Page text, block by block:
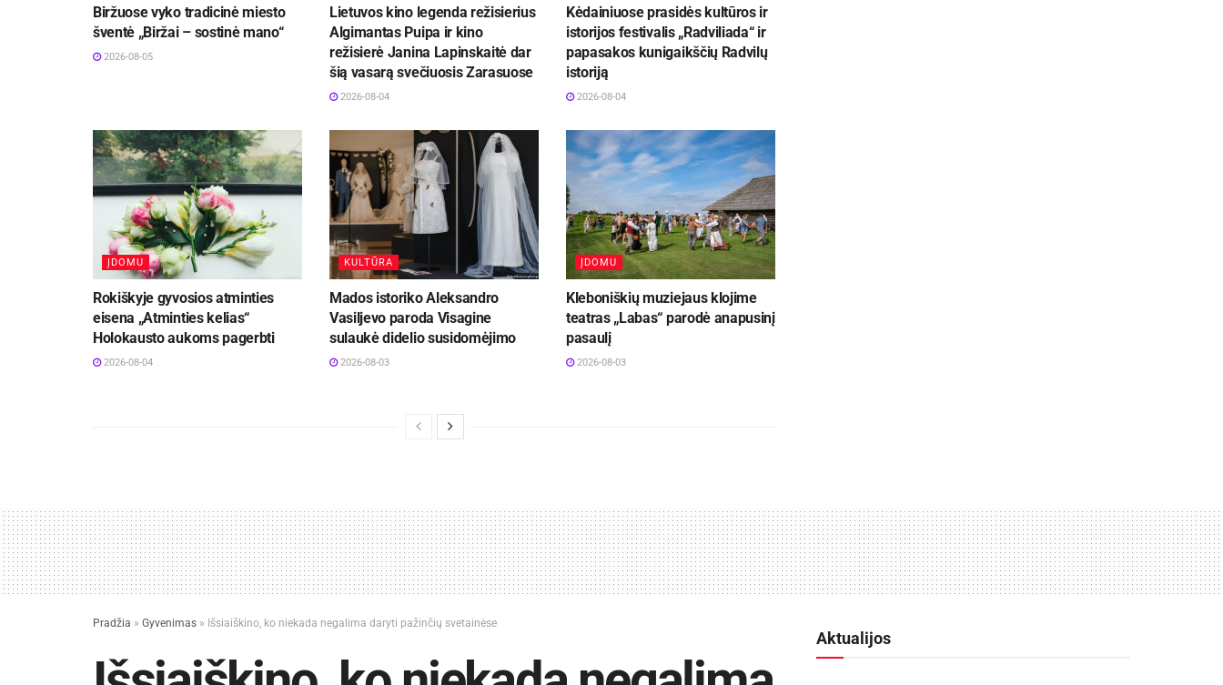
Biržuose vyko tradicinė miesto
šventė „Biržai – sostinė mano“
2026-08-05
Lietuvos kino legenda režisierius
Algimantas Puipa ir kino
režisierė Janina Lapinskaitė dar
šią vasarą svečiuosis Zarasuose
2026-08-04
Kėdainiuose prasidės kultūros ir
istorijos festivalis „Radviliada“ ir
papasakos kunigaikščių Radvilų
istoriją
2026-08-04
ĮDOMU
Rokiškyje gyvosios atminties
eisena „Atminties kelias“
Holokausto aukoms pagerbti
2026-08-04
KULTŪRA
Mados istoriko Aleksandro
Vasiljevo paroda Visagine
sulaukė didelio susidomėjimo
2026-08-03
ĮDOMU
Kleboniškių muziejaus klojime
teatras „Labas“ parodė anapusinį
pasaulį
2026-08-03
Pradžia » Gyvenimas » Išsiaiškino, ko niekada negalima daryti pažinčių svetainėse
Aktualijos